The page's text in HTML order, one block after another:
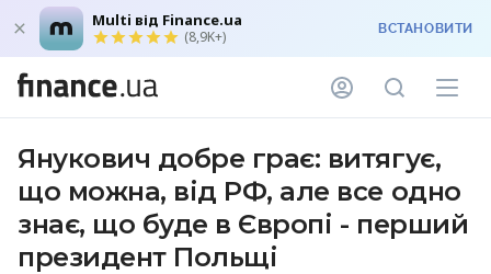
Multi від Finance.ua
(8,9K+) ВСТАНОВИТИ
Янукович добре грає: витягує,
що можна, від РФ, але все одно
знає, що буде в Європі - перший
президент Польщі